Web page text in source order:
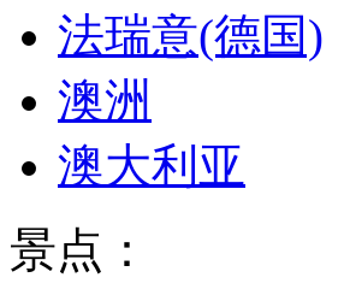
法瑞意(德国)
澳洲
澳大利亚
景点：